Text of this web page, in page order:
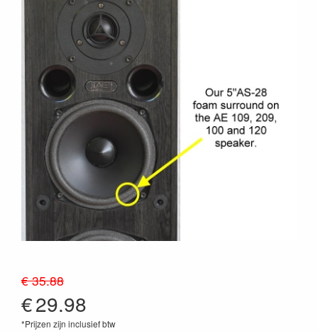
€ 35.88
€29.98
*Prijzen zijn inclusief btw